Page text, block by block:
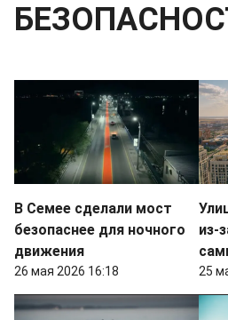
В Семее сделали мост
безопаснее для ночного
движения
26 мая 2026 16:18
из-
25